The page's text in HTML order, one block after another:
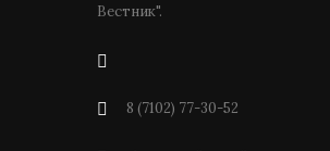
Вестник".
8 (7102) 77-30-52